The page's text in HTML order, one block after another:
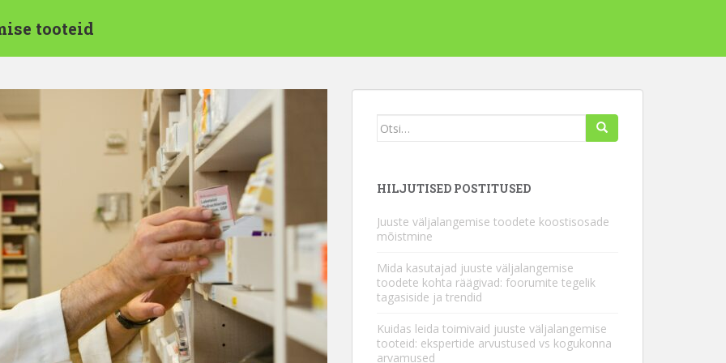
tooteid
Otsi
HILJUTISED POSTITUSED
Juuste väljalangemise toodete koostisosade
mõistmine
Mida kasutajad juuste väljalangemise
toodete kohta räägivad: foorumite tegelik
tagasiside ja trendid
Kuidas leida toimivaid juuste väljalangemise
tooteid: ekspertide arvustused vs kogukonna
arvamused